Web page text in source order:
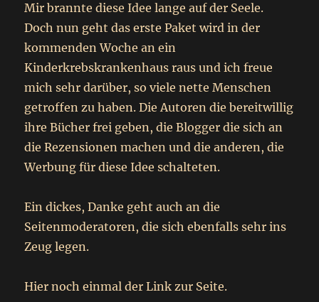
Mir brannte diese Idee lange auf der Seele.
Doch nun geht das erste Paket wird in der
kommenden Woche an ein
Kinderkrebskrankenhaus raus und ich freue
mich sehr darüber, so viele nette Menschen
getroffen zu haben. Die Autoren die bereitwillig
ihre Bücher frei geben, die Blogger die sich an
die Rezensionen machen und die anderen, die
Werbung für diese Idee schalteten.
Ein dickes, Danke geht auch an die
Seitenmoderatoren, die sich ebenfalls sehr ins
Zeug legen.
Hier noch einmal der Link zur Seite.